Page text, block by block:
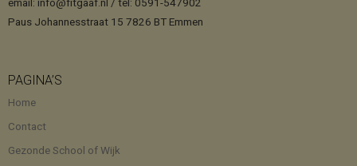
Paus Johannesstraat 15 7826 BT Emmen
PAGINA’S
Home
Contact
Gezonde School of Wijk